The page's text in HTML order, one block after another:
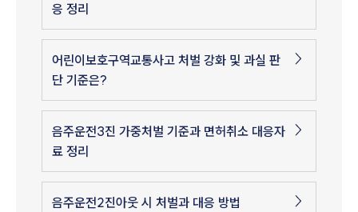
응 정리
어린이보호구역교통사고 처벌 강화 및 과실 판
단 기준은?
음주운전3진 가중처벌 기준과 면허취소 대응자
료 정리
음주운전2진아웃 시 처벌과 대응 방법